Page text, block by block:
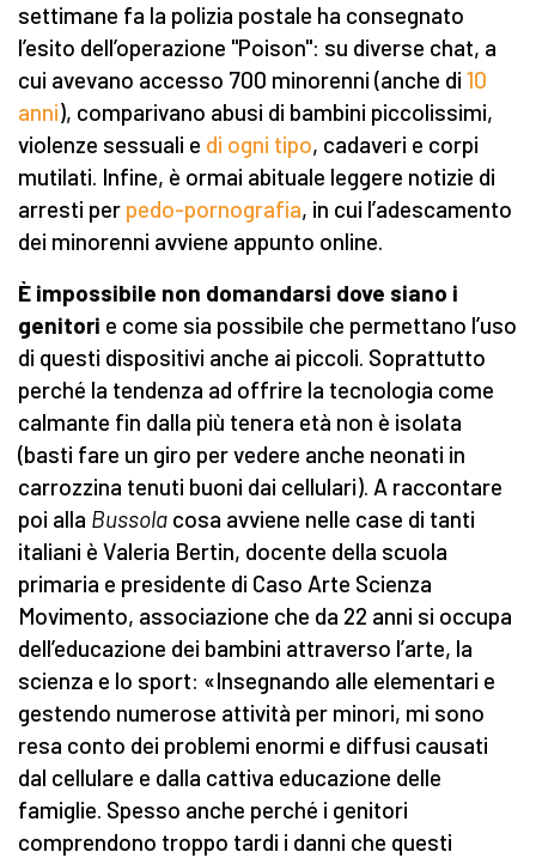
settimane fa la polizia postale ha consegnato
l’esito dell’operazione "Poison": su diverse chat, a
cui avevano accesso 700 minorenni (anche di 10
anni), comparivano abusi di bambini piccolissimi,
violenze sessuali e di ogni tipo, cadaveri e corpi
mutilati. Infine, è ormai abituale leggere notizie di
arresti per pedo-pornografia, in cui l’adescamento
dei minorenni avviene appunto online.
È impossibile non domandarsi dove siano i
genitori e come sia possibile che permettano l’uso
di questi dispositivi anche ai piccoli. Soprattutto
perché la tendenza ad offrire la tecnologia come
calmante fin dalla più tenera età non è isolata
(basti fare un giro per vedere anche neonati in
carrozzina tenuti buoni dai cellulari). A raccontare
poi alla Bussola cosa avviene nelle case di tanti
italiani è Valeria Bertin, docente della scuola
primaria e presidente di Caso Arte Scienza
Movimento, associazione che da 22 anni si occupa
dell’educazione dei bambini attraverso l’arte, la
scienza e lo sport: «Insegnando alle elementari e
gestendo numerose attività per minori, mi sono
resa conto dei problemi enormi e diffusi causati
dal cellulare e dalla cattiva educazione delle
famiglie. Spesso anche perché i genitori
comprendono troppo tardi i danni che questi